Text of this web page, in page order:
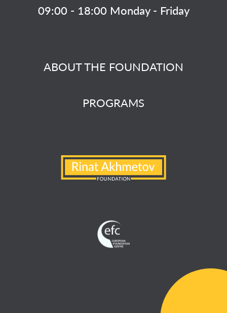
ABOUT THE FOUNDATION
PROGRAMS
09:00 - 18:00 Monday - Friday